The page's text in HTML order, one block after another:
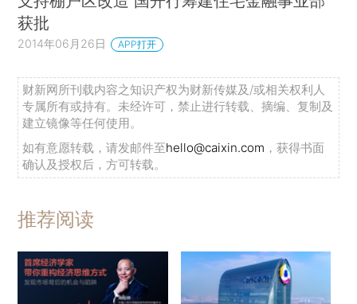
获批
2014年06月26日 APP打开
财新网所刊载内容之知识产权为财新传媒及/或相关权利人
专属所有或持有。未经许可，禁止进行转载、摘编、复制及
建立镜像等任何使用。
如有意愿转载，请发邮件至hello@caixin.com ，获得书面
确认及授权后，方可转载。
推荐阅读